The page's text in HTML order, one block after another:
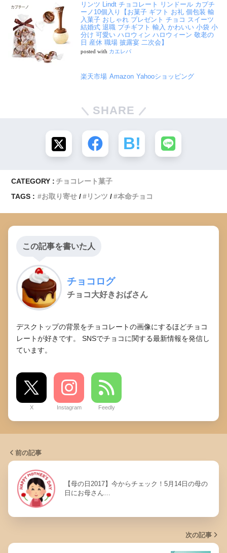
リンツ Lindt チョコレート リンドール カプチ
ーノ10個入り【お菓子 ギフト お礼 個包装 輸
入菓子 おしゃれ プレゼント チョコ スイーツ
結婚式 退職 プチギフト 輸入 かわいい 小袋 小
分け 可愛い ハロウィン ハロウィーン 敬老の
日 産休 職場 披露宴 二次会】
posted with カエレバ
楽天市場 Amazon Yahooショッピング
SHARE
CATEGORY : チョコレート菓子
TAGS :
お取り寄せ リンツ 本命チョコ
この記事を書いた人
チョコログ
チョコ大好きおばさん
デスクトップの背景をチョコレートの画像にするほどチョコ
レートが好きです。 SNSでチョコに関する最新情報を発信し
ています。
X Instagram Feedly
前の記事
【母の日2017】今からチェック！5月14日の母の
日にお母さん…
次の記事